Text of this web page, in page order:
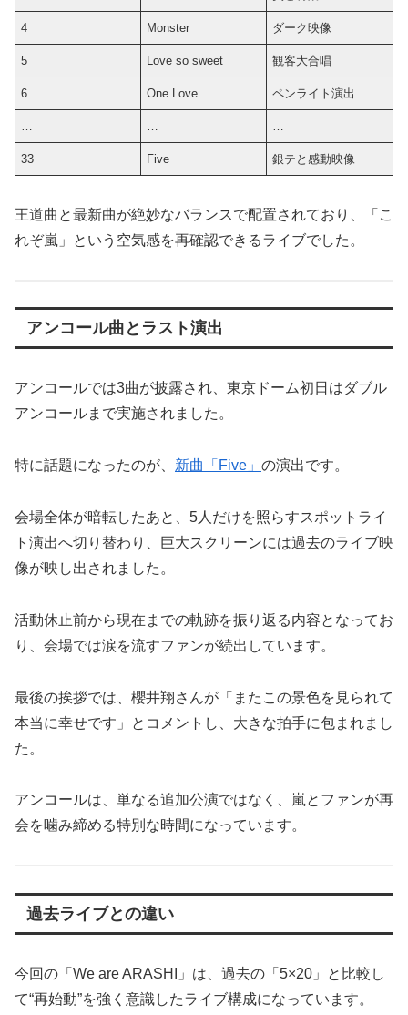
4 Monster ダーク映像
5 Love so sweet 観客大合唱
6 One Love ペンライト演出
33 Five 銀テと感動映像
王道曲と最新曲が絶妙なバランスで配置されており、「こ
れぞ嵐」という空気感を再確認できるライブでした。
アンコール曲とラスト演出
アンコールでは3曲が披露され、東京ドーム初日はダブル
アンコールまで実施されました。
特に話題になったのが、 新曲「Five」 の演出です。
会場全体が暗転したあと、5人だけを照らすスポットライ
ト演出へ切り替わり、巨大スクリーンには過去のライブ映
像が映し出されました。
活動休止前から現在までの軌跡を振り返る内容となってお
り、会場では涙を流すファンが続出しています。
最後の挨拶では、櫻井翔さんが「またこの景色を見られて
本当に幸せです」とコメントし、大きな拍手に包まれまし
た。
アンコールは、単なる追加公演ではなく、嵐とファンが再
会を噛み締める特別な時間になっています。
過去ライブとの違い
今回の「We are ARASHI」は、過去の「5×20」と比較し
て“再始動”を強く意識したライブ構成になっています。